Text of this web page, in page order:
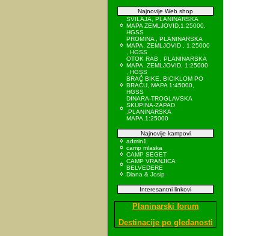
Najnovije Web shop
SVILAJA, PLANINARSKA
MAPA ZEMLJOVID,1:25000,
HGSS
PROMINA , PLANINARSKA
MAPA, ZEMLJOVID , 1:25000
, HGSS
OTOK RAB , PLANINARSKA
MAPA, ZEMLJOVID, 1:25000
, HGSS
BRAČ BIKE, BICIKLOM PO
BRAČU, MAPA 1:45000,
HGSS
DINARA-TROGLAVSKA
SKUPINA-ZAPAD
,PLANINARSKA
MAPA,1:25000
Najnovije kampovi
admin1
camp mlaska
CAMP SEGET
CAMP VRANJICA
BELVEDERE
Diana & Josip
Interesantni linkovi
Planinarski forum
Destinacije po gledanosti